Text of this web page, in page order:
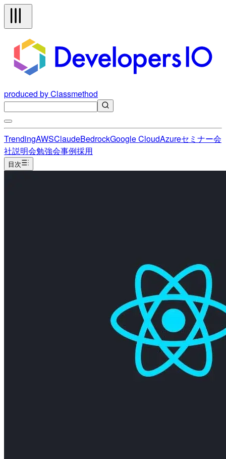
produced by Classmethod
TrendingAWSClaudeBedrockGoogle CloudAzureセミナー会
社説明会勉強会事例採用
目次